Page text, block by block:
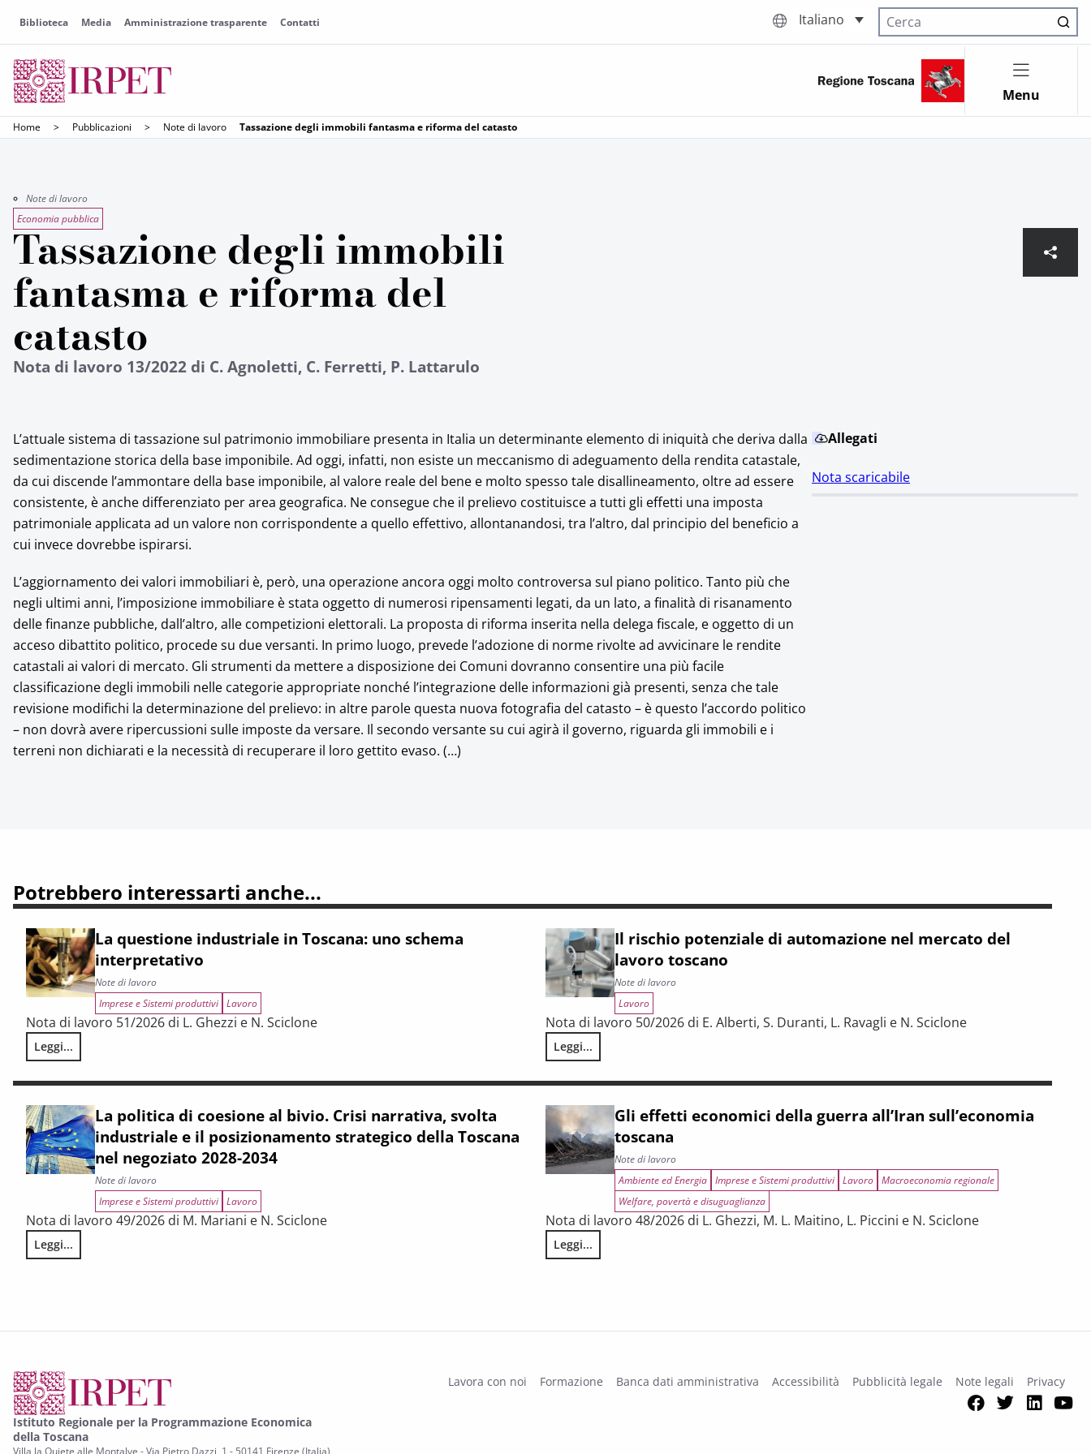
Biblioteca Media Amministrazione trasparente Contatti Italiano
Cerca nel sito
Menu
Home > Pubblicazioni > Note di lavoro Tassazione degli immobili fantasma e riforma del catasto
Note di lavoro
Economia pubblica
Tassazione degli immobili
fantasma e riforma del
catasto
Nota di lavoro 13/2022 di C. Agnoletti, C. Ferretti, P. Lattarulo
L’attuale sistema di tassazione sul patrimonio immobiliare presenta in Italia un determinante elemento di iniquità che deriva dalla
sedimentazione storica della base imponibile. Ad oggi, infatti, non esiste un meccanismo di adeguamento della rendita catastale,
da cui discende l’ammontare della base imponibile, al valore reale del bene e molto spesso tale disallineamento, oltre ad essere
consistente, è anche differenziato per area geografica. Ne consegue che il prelievo costituisce a tutti gli effetti una imposta
patrimoniale applicata ad un valore non corrispondente a quello effettivo, allontanandosi, tra l’altro, dal principio del beneficio a
cui invece dovrebbe ispirarsi.
L’aggiornamento dei valori immobiliari è, però, una operazione ancora oggi molto controversa sul piano politico. Tanto più che
negli ultimi anni, l’imposizione immobiliare è stata oggetto di numerosi ripensamenti legati, da un lato, a finalità di risanamento
delle finanze pubbliche, dall’altro, alle competizioni elettorali. La proposta di riforma inserita nella delega fiscale, e oggetto di un
acceso dibattito politico, procede su due versanti. In primo luogo, prevede l’adozione di norme rivolte ad avvicinare le rendite
catastali ai valori di mercato. Gli strumenti da mettere a disposizione dei Comuni dovranno consentire una più facile
classificazione degli immobili nelle categorie appropriate nonché l’integrazione delle informazioni già presenti, senza che tale
revisione modifichi la determinazione del prelievo: in altre parole questa nuova fotografia del catasto – è questo l’accordo politico
– non dovrà avere ripercussioni sulle imposte da versare. Il secondo versante su cui agirà il governo, riguarda gli immobili e i
terreni non dichiarati e la necessità di recuperare il loro gettito evaso. (…)
Allegati
Nota scaricabile
Potrebbero interessarti anche...
La questione industriale in Toscana: uno schema
interpretativo
Note di lavoro
Imprese e Sistemi produttivi Lavoro
Nota di lavoro 51/2026 di L. Ghezzi e N. Sciclone
Leggi...
La questione industriale in Toscana: uno schema interpretativo
Il rischio potenziale di automazione nel mercato del
lavoro toscano
Note di lavoro
Lavoro
Nota di lavoro 50/2026 di E. Alberti, S. Duranti, L. Ravagli e N. Sciclone
Leggi...
Il rischio potenziale di automazione nel mercato del lavoro toscano
La politica di coesione al bivio. Crisi narrativa, svolta
industriale e il posizionamento strategico della Toscana
nel negoziato 2028-2034
Note di lavoro
Imprese e Sistemi produttivi Lavoro
Nota di lavoro 49/2026 di M. Mariani e N. Sciclone
Leggi...
La politica di coesione al bivio. Crisi narrativa, svolta industriale e il posizionamento strategico della Toscana nel negoziato 2028-2034
Gli effetti economici della guerra all’Iran sull’economia
toscana
Note di lavoro
Ambiente ed Energia Imprese e Sistemi produttivi Lavoro Macroeconomia regionale
Welfare, povertà e disuguaglianza
Nota di lavoro 48/2026 di L. Ghezzi, M. L. Maitino, L. Piccini e N. Sciclone
Leggi...
Gli effetti economici della guerra all’Iran sull’economia toscana
Istituto Regionale per la Programmazione Economica
della Toscana
Villa la Quiete alle Montalve - Via Pietro Dazzi, 1 - 50141 Firenze (Italia)
Lavora con noi Formazione Banca dati amministrativa Accessibilità Pubblicità legale Note legali Privacy
Facebook
Twitter